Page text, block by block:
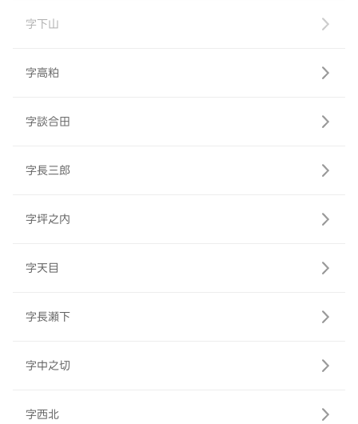
字下山
字高粕
字談合田
字長三郎
字坪之内
字天目
字長瀬下
字中之切
字西北